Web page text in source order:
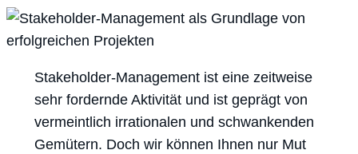
Stakeholder-Management ist eine zeitweise
sehr fordernde Aktivität und ist geprägt von
vermeintlich irrationalen und schwankenden
Gemütern. Doch wir können Ihnen nur Mut